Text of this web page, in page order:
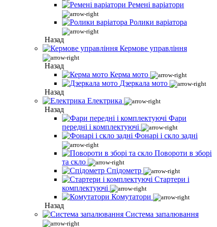
Ремені варіатори
Ролики варіатора
Назад
Кермове управління
Назад
Керма мото
Дзеркала мото
Назад
Електрика
Назад
Фари
передні і комплектуючі
Фонарі і скло задні
Повороти в зборі
та скло
Спідометр
Стартери і
комплектуючі
Комутатори
Назад
Система запалювання